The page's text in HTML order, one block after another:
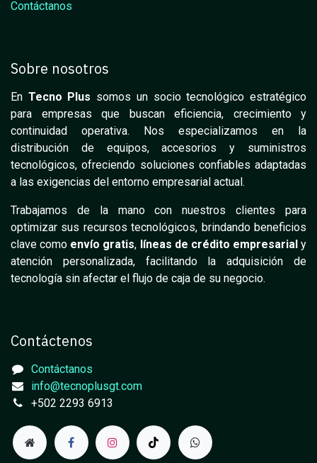
Contáctanos
Sobre nosotros
En Tecno Plus somos un socio tecnológico estratégico
para empresas que buscan eficiencia, crecimiento y
continuidad operativa. Nos especializamos en la
distribución de equipos, accesorios y suministros
tecnológicos, ofreciendo soluciones confiables adaptadas
a las exigencias del entorno empresarial actual.
Trabajamos de la mano con nuestros clientes para
optimizar sus recursos tecnológicos, brindando beneficios
clave como envío gratis, líneas de crédito empresarialy
atención personalizada, facilitando la adquisición de
tecnología sin afectar el flujo de caja de su negocio.
Contáctenos
Contáctanos
info@tecnoplusgt.com
+502 2293 6913